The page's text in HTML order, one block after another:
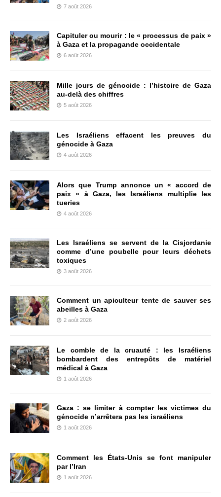
7 août 2026
Capituler ou mourir : le « processus de paix »
à Gaza et la propagande occidentale
6 août 2026
Mille jours de génocide : l’histoire de Gaza
au-delà des chiffres
5 août 2026
Les Israéliens effacent les preuves du
génocide à Gaza
4 août 2026
Alors que Trump annonce un « accord de
paix » à Gaza, les Israéliens multiplie les
tueries
4 août 2026
Les Israéliens se servent de la Cisjordanie
comme d’une poubelle pour leurs déchets
toxiques
3 août 2026
Comment un apiculteur tente de sauver ses
abeilles à Gaza
2 août 2026
Le comble de la cruauté : les Israéliens
bombardent des entrepôts de matériel
médical à Gaza
1 août 2026
Gaza : se limiter à compter les victimes du
génocide n’arrêtera pas les israéliens
1 août 2026
Comment les États-Unis se font manipuler
par l’Iran
1 août 2026